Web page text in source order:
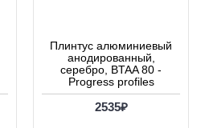
Плинтус алюминиевый
анодированный,
серебро, BTAA 80 -
Progress profiles
2535₽